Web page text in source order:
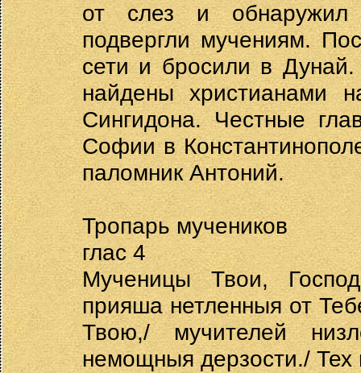
от слез и обнаружил
подвергли мучениям.
сети и бросили в
найдены христианами
Сингидона. Честные
Софии в
паломник Антоний.
Тропарь мучеников
глас 4
Мученицы Твои,
прияша нетленныя от
Твою,/ мучителей
немощныя дерзости./